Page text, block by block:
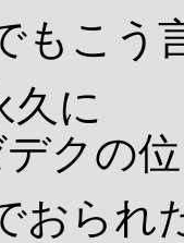
もこう
久に
の位
おられ